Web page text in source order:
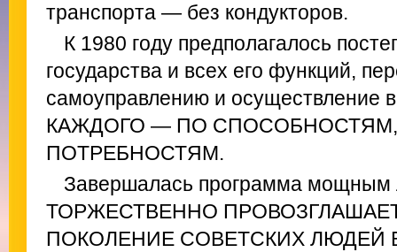
транспорта — без кондукторов.
К 1980 году предполагалось
государства и всех его функций,
самоуправлению и осуществление
КАЖДОГО — ПО
ПОТРЕБНОСТЯМ.
Завершалась программа
ТОРЖЕСТВЕННО
ПОКОЛЕНИЕ СОВЕТСКИХ ЛЮДЕЙ